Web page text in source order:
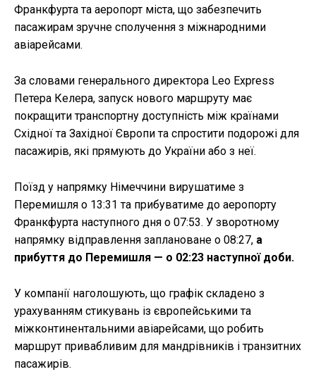
Франкфурта та аеропорт міста, що забезпечить
пасажирам зручне сполучення з міжнародними
авіарейсами.
За словами генерального директора Leo Express
Петера Келера, запуск нового маршруту має
покращити транспортну доступність між країнами
Східної та Західної Європи та спростити подорожі для
пасажирів, які прямують до України або з неї.
Поїзд у напрямку Німеччини вирушатиме з
Перемишля о 13:31 та прибуватиме до аеропорту
Франкфурта наступного дня о 07:53. У зворотному
напрямку відправлення заплановане о 08:27, а
прибуття до Перемишля — о 02:23 наступної доби.
У компанії наголошують, що графік складено з
урахуванням стикувань із європейськими та
міжконтинентальними авіарейсами, що робить
маршрут привабливим для мандрівників і транзитних
пасажирів.